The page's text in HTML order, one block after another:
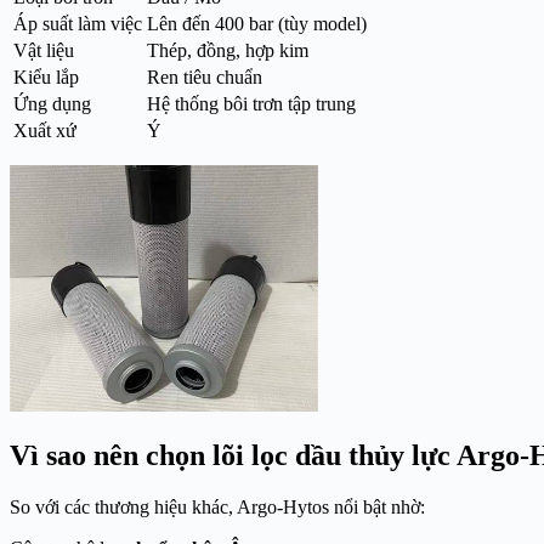
Áp suất làm việc Lên đến 400 bar (tùy model)
Vật liệu
Thép, đồng, hợp kim
Kiểu lắp
Ren tiêu chuẩn
Ứng dụng
Hệ thống bôi trơn tập trung
Xuất xứ
Ý
Vì sao nên chọn lõi lọc dầu thủy lực Argo-
So với các thương hiệu khác, Argo-Hytos nổi bật nhờ: